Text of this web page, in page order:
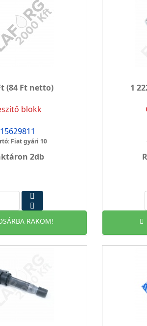
(84 Ft netto)
blokk
15629811
Fiat gyári 10
2db
RAKOM!
1